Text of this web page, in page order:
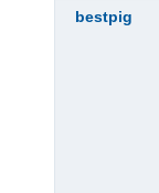
bestpig